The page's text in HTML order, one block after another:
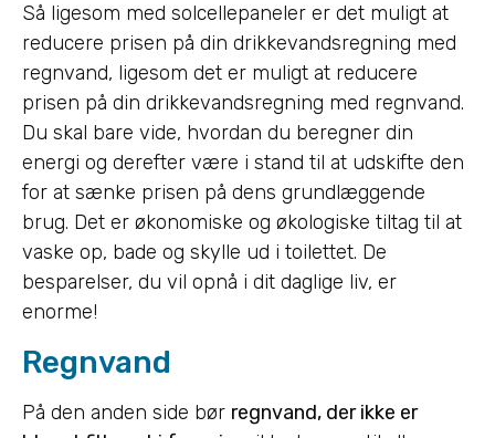
Så ligesom med solcellepaneler er det muligt at
reducere prisen på din drikkevandsregning med
regnvand, ligesom det er muligt at reducere
prisen på din drikkevandsregning med regnvand.
Du skal bare vide, hvordan du beregner din
energi og derefter være i stand til at udskifte den
for at sænke prisen på dens grundlæggende
brug. Det er økonomiske og økologiske tiltag til at
vaske op, bade og skylle ud i toilettet. De
besparelser, du vil opnå i dit daglige liv, er
enorme!
Regnvand
På den anden side bør regnvand, der ikke er